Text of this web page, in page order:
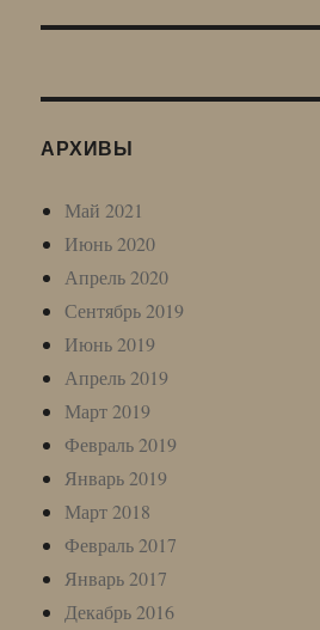
АРХИВЫ
Май 2021
Июнь 2020
Апрель 2020
Сентябрь 2019
Июнь 2019
Апрель 2019
Март 2019
Февраль 2019
Январь 2019
Март 2018
Февраль 2017
Январь 2017
Декабрь 2016